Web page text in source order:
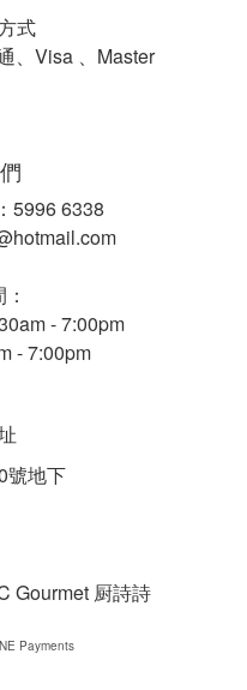
式
、Visa 、Master
5996 6338
- 7:00pm
- 7:00pm
號地下
Gourmet 厨詩詩
Payments